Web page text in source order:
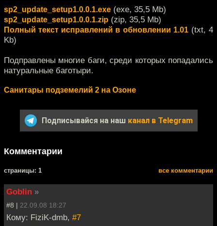
sp2_update_setup1.0.0.1.exe (exe, 35,5 Mb)
sp2_update_setup1.0.0.1.zip (zip, 35,5 Mb)
Полный текст исправлений в обновлении 1.01(txt, 4
Kb)
Подправлены многие баги, среди которых попадались
натуральные баготыри.
Санитары подземелий 2 на Озоне
Подписывайся на наш канал в Telegram
Комментарии
cтраницы: 1 все комментарии
Goblin »
#8 | 22.09.08 18:27
Кому: FiziK-dmb, #7